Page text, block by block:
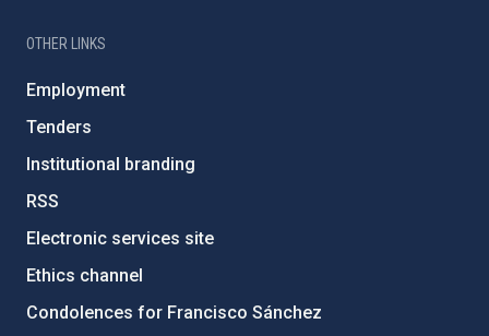
OTHER LINKS
Employment
Tenders
Institutional branding
RSS
Electronic services site
Ethics channel
Condolences for Francisco Sánchez